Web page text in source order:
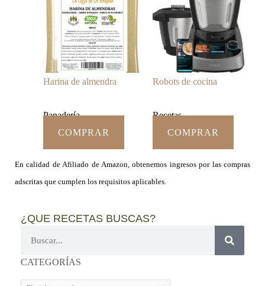
Harina de almendra
Panadería
COMPRAR
Robots de cocina
Recetas
COMPRAR
En calidad de Afiliado de Amazon, obtenemos ingresos por las compras
adscritas que cumplen los requisitos aplicables.
¿QUE RECETAS BUSCAS?
CATEGORÍAS
CATEGORÍAS